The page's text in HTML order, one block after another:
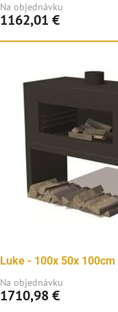
Na objednávku
1162,01 €
Luke - 100x 50x 100cm
Na objednávku
1710,98 €